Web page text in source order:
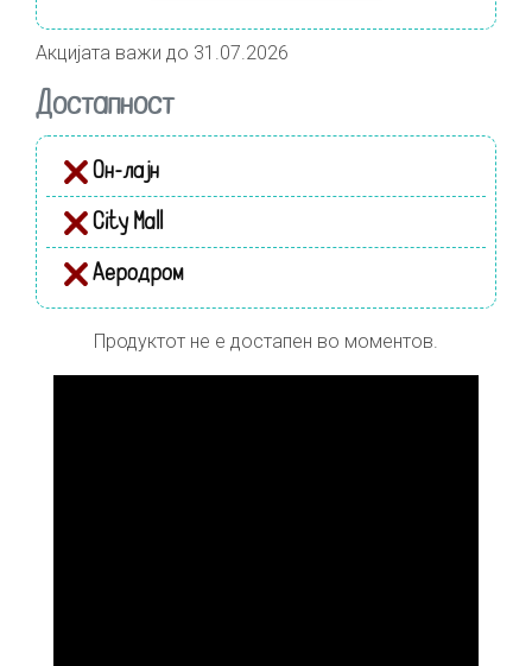
Акцијата важи до 31.07.2026
Достапност
Он-лајн
City Mall
Аеродром
Продуктот не е достапен во моментов.